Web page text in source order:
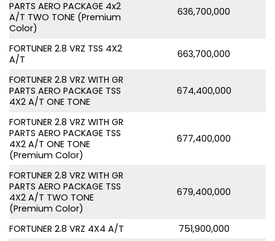
PARTS AERO PACKAGE 4x2
A/T TWO TONE (Premium
Color)
636,700,000
FORTUNER 2.8 VRZ TSS 4X2
A/T
663,700,000
FORTUNER 2.8 VRZ WITH GR
PARTS AERO PACKAGE TSS
4X2 A/T ONE TONE
674,400,000
FORTUNER 2.8 VRZ WITH GR
PARTS AERO PACKAGE TSS
4X2 A/T ONE TONE
(Premium Color)
677,400,000
FORTUNER 2.8 VRZ WITH GR
PARTS AERO PACKAGE TSS
4X2 A/T TWO TONE
(Premium Color)
679,400,000
FORTUNER 2.8 VRZ 4X4 A/T
751,900,000